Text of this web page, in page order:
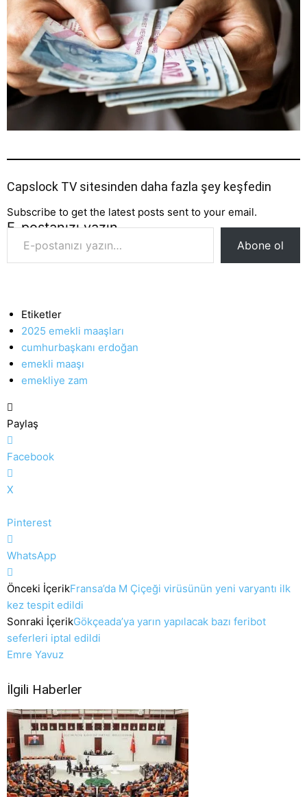
Capslock TV sitesinden daha fazla şey keşfedin
Subscribe to get the latest posts sent to your email.
E-postanızı yazın…
Abone ol
Etiketler
2025 emekli maaşları
cumhurbaşkanı erdoğan
emekli maaşı
emekliye zam
Paylaş
Facebook
X
Pinterest
WhatsApp
Önceki İçerikFransa’da M Çiçeği virüsünün yeni varyantı ilk
kez tespit edildi
Sonraki İçerikGökçeada’ya yarın yapılacak bazı feribot
seferleri iptal edildi
Emre Yavuz
İlgili Haberler